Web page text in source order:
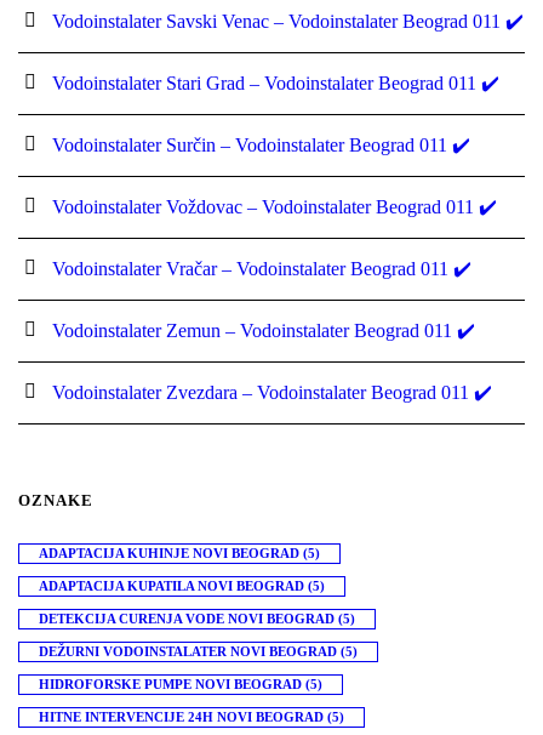
Vodoinstalater Savski Venac – Vodoinstalater Beograd 011 ✔️
Vodoinstalater Stari Grad – Vodoinstalater Beograd 011 ✔️
Vodoinstalater Surčin – Vodoinstalater Beograd 011 ✔️
Vodoinstalater Voždovac – Vodoinstalater Beograd 011 ✔️
Vodoinstalater Vračar – Vodoinstalater Beograd 011 ✔️
Vodoinstalater Zemun – Vodoinstalater Beograd 011 ✔️
Vodoinstalater Zvezdara – Vodoinstalater Beograd 011 ✔️
OZNAKE
ADAPTACIJA KUHINJE NOVI BEOGRAD (5)
ADAPTACIJA KUPATILA NOVI BEOGRAD (5)
DETEKCIJA CURENJA VODE NOVI BEOGRAD (5)
DEŽURNI VODOINSTALATER NOVI BEOGRAD (5)
HIDROFORSKE PUMPE NOVI BEOGRAD (5)
HITNE INTERVENCIJE 24H NOVI BEOGRAD (5)